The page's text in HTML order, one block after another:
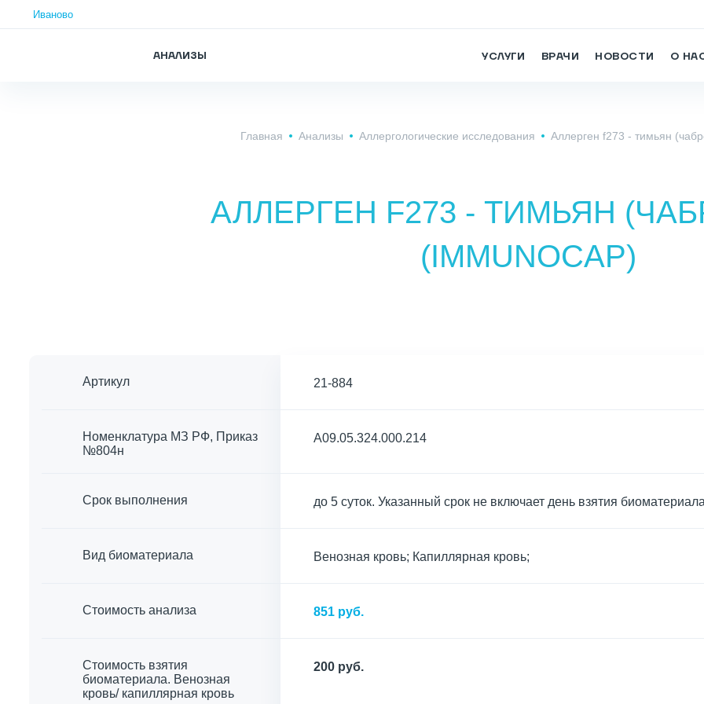
Иваново
АНАЛИЗЫ УСЛУГИ ВРАЧИ НОВОСТИ О
Главная Анализы Аллергологические исследования Аллерген f273 - тимьян
АЛЛЕРГЕН F273 - ТИМЬЯН
(IMMUNOCAP)
Артикул 21-884
Номенклатура МЗ РФ, Приказ
№804н
A09.05.324.000.214
Срок выполнения до 5 суток. Указанный срок не включает день взятия
Вид биоматериала Венозная кровь; Капиллярная кровь;
Cтоимость анализа 851 руб.
Стоимость взятия
биоматериала. Венозная
кровь/ капиллярная кровь
200 руб.